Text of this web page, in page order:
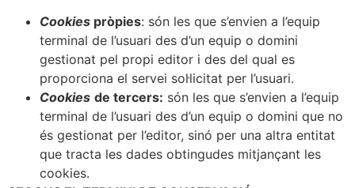
Cookies pròpies: són les que s’envien a l’equip
terminal de l’usuari des d’un equip o domini
gestionat pel propi editor i des del qual es
proporciona el servei sol·licitat per l’usuari.
Cookies de tercers: són les que s’envien a l’equip
terminal de l’usuari des d’un equip o domini que no
és gestionat per l’editor, sinó per una altra entitat
que tracta les dades obtingudes mitjançant les
cookies.